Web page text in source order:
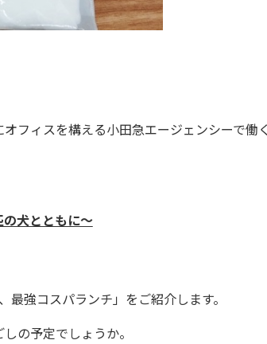
フィスを構える小田急エージェンシーで働
犬とともに～
強コスパランチ」をご紹介します。
の予定でしょうか。